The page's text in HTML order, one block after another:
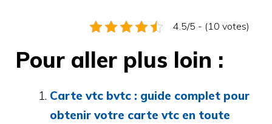
4.5/5 - (10 votes)
Pour aller plus loin :
Carte vtc bvtc : guide complet pour
obtenir votre carte vtc en toute